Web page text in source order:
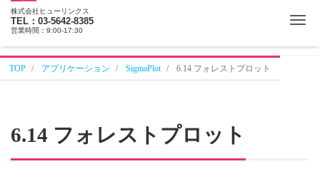
株式会社ヒューリンクス
TEL：03-5642-8385
営業時間：9:00-17:30
TOP アプリケーション SigmaPlot 6.14 フォレストプロット
6.14 フォレストプロット